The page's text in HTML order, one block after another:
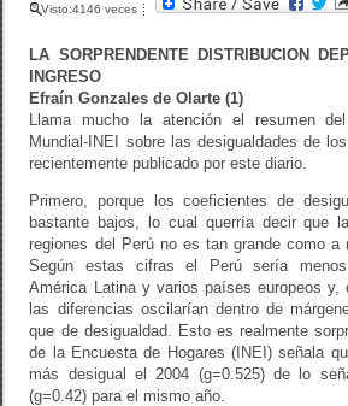
Visto:4146 veces
LA SORPRENDENTE DISTRIBUCION
INGRESO
Efraín Gonzales de Olarte (1)
Llama mucho la atención el resumen
Mundial-INEI sobre las desigualdades de
recientemente publicado por este diario.
Primero, porque los coeficientes de
bastante bajos, lo cual querría decir que
regiones del Perú no es tan grande como a
Según estas cifras el Perú sería
América Latina y varios países europeos y,
las diferencias oscilarían dentro de
que de desigualdad. Esto es realmente
de la Encuesta de Hogares (INEI) señala
más desigual el 2004 (g=0.525) de lo
(g=0.42) para el mismo año.